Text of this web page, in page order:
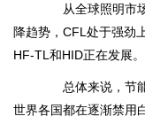
从全球照明市场
降趋势，CFL处于强劲
HF-TL和HID正在发展。
总体来说，节能
世界各国都在逐渐禁用